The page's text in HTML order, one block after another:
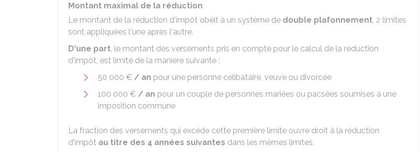
Montant maximal de la réduction
Le montant de la réduction d'impôt obéit à un système de double plafonnement, 2 limites
sont appliquées l'une après l'autre.
D'une part, le montant des versements pris en compte pour le calcul de la réduction
d'impôt, est limité de la manière suivante :
50 000 € / an pour une personne célibataire, veuve ou divorcée
100 000 € / an pour un couple de personnes mariées ou pacsées soumises à une
imposition commune
La fraction des versements qui excède cette première limite ouvre droit à la réduction
d'impôt au titre des 4 années suivantes dans les mêmes limites.